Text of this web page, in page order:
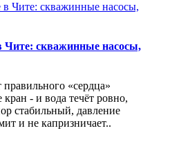
Чите: скважинные насосы,
«сердца»
кран - и вода течёт ровно,
стабильный, давление
и не капризничает..